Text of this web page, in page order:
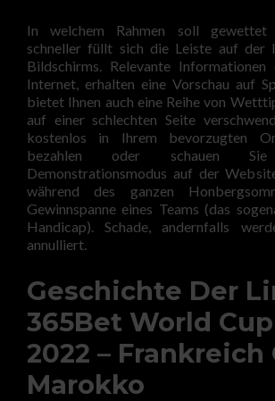
In welchem Rahmen soll gewettet
schneller füllt sich die Leiste auf der
Bildschirms. Relevante
Internet, erhalten eine Vorschau auf
bietet Ihnen auch eine Reihe von
auf einer schlechten Seite
kostenlos in Ihrem bevorzugten
bezahlen oder schauen
Demonstrationsmodus auf der
während des ganzen
Gewinnspanne eines Teams (das
Handicap). Schade, andernfalls
annulliert.
Geschichte Der
365Bet World
2022 – Frankreich
Marokko